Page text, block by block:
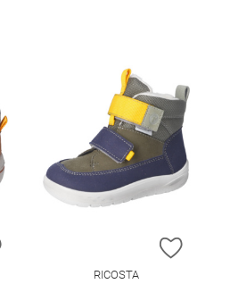
ZUR WUNSCHLISTE HINZUFÜGEN
ZUR
RICOSTA